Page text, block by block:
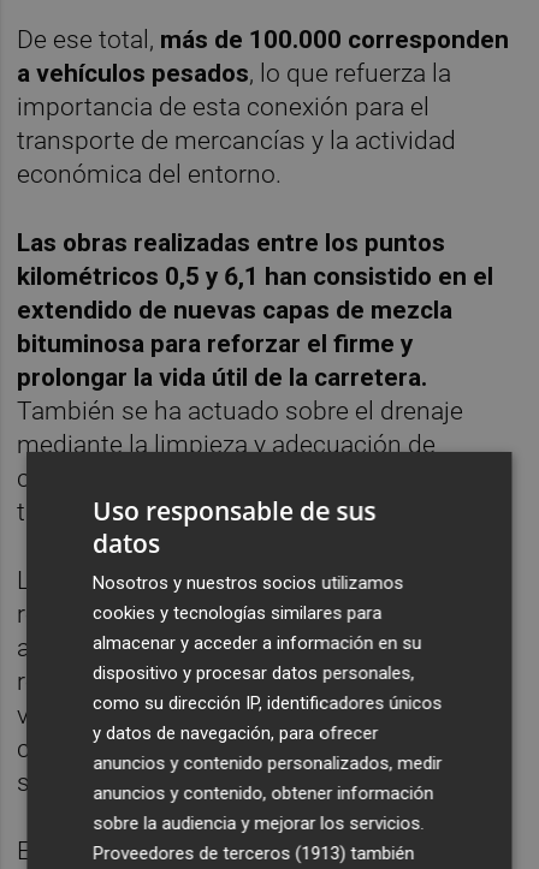
De ese total, más de 100.000 corresponden
a vehículos pesados, lo que refuerza la
importancia de esta conexión para el
transporte de mercancías y la actividad
económica del entorno.
Las obras realizadas entre los puntos
kilométricos 0,5 y 6,1 han consistido en el
extendido de nuevas capas de mezcla
bituminosa para reforzar el firme y
prolongar la vida útil de la carretera.
También se ha actuado sobre el drenaje
mediante la limpieza y adecuación de
cunetas, así como el hormigonado de varios
tramos para mejorar la evacuación del agua.
La intervención se ha completado con la
renovación de elementos de contención, la
adaptación de barreras de seguridad y la
reposición de la señalización horizontal y
vertical, con el objetivo de adecuar la
carretera a los estándares actuales de
seguridad vial.
Esta actuación, junto al reciente refuerzo del
Uso responsable de sus
datos
Nosotros y nuestros socios utilizamos
cookies y tecnologías similares para
almacenar y acceder a información en su
dispositivo y procesar datos personales,
como su dirección IP, identificadores únicos
y datos de navegación, para ofrecer
anuncios y contenido personalizados, medir
anuncios y contenido, obtener información
sobre la audiencia y mejorar los servicios.
Proveedores de terceros (1913) también